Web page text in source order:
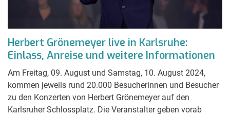
Herbert Grönemeyer live in Karlsruhe:
Einlass, Anreise und weitere Informationen
Am Freitag, 09. August und Samstag, 10. August 2024,
kommen jeweils rund 20.000 Besucherinnen und Besucher
zu den Konzerten von Herbert Grönemeyer auf den
Karlsruher Schlossplatz. Die Veranstalter geben vorab